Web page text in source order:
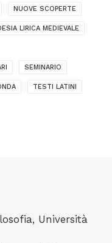
NUOVE SCOPERTE
LIRICA MEDIEVALE
SEMINARIO
TESTI LATINI
Università